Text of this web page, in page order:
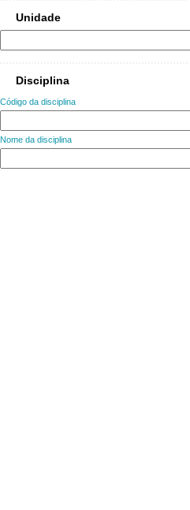
Unidade
Disciplina
Código da disciplina
Nome da disciplina